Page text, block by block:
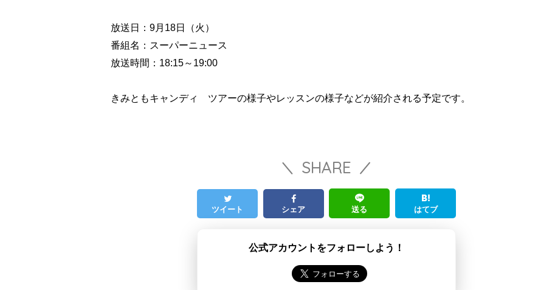
放送日：9月18日（火）
番組名：スーパーニュース
放送時間：18:15～19:00
きみともキャンディ ツアーの様子やレッスンの様子などが紹介される予定です。
SHARE
ツイート シェア 送る はてブ
公式アカウントをフォローしよう！